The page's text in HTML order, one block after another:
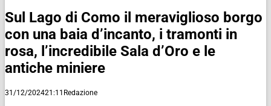
Sul Lago di Como il meraviglioso borgo
con una baia d’incanto, i tramonti in
rosa, l’incredibile Sala d’Oro e le
antiche miniere
31/12/202421:11 Redazione